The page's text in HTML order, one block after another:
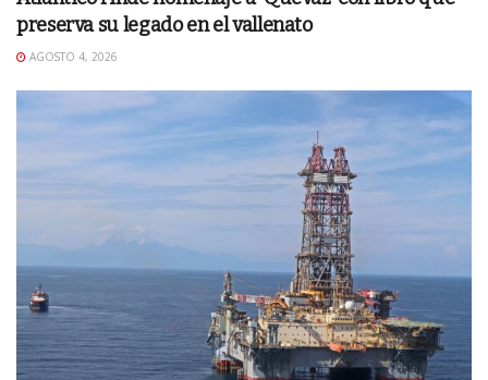
preserva su legado en el vallenato
AGOSTO 4, 2026